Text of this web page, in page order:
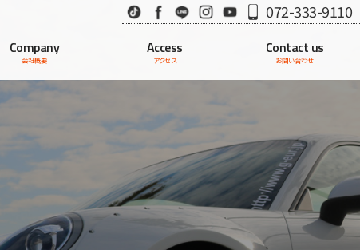
TikTok Facebook
LINE InstagramYoutube072-333-9110
Company
会社概要
Access
アクセス
Contact us
お問い合わせ